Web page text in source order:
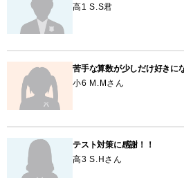
高1 S.S君
苦手な算数が少しだけ好きに
小6 M.Mさん
テスト対策に感謝！！
高3 S.Hさん